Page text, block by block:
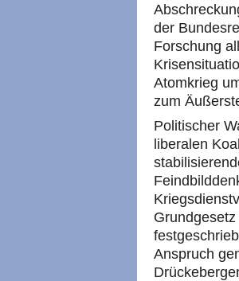
der
Forschung
Atomkrieg
zum
Politischer
liberalen
Anspruch